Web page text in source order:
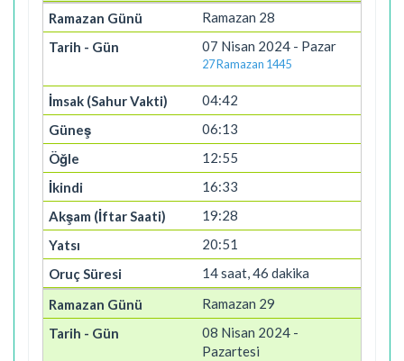
Ramazan 28
07 Nisan 2024 - Pazar
27 Ramazan 1445
04:42
06:13
12:55
16:33
19:28
20:51
14 saat, 46 dakika
Ramazan 29
08 Nisan 2024 -
Pazartesi